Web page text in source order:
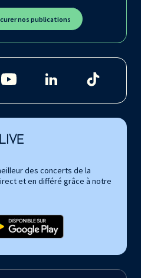
nos publications
des concerts de la
et en différé grâce à notre